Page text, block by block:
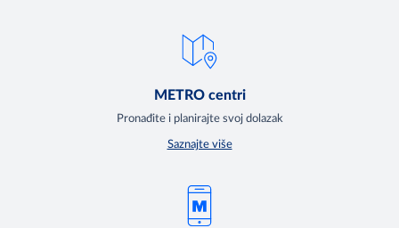
METRO centri
Pronađite i planirajte svoj dolazak
Saznajte više